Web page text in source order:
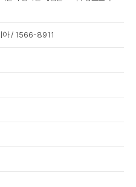
아 / 1566-8911